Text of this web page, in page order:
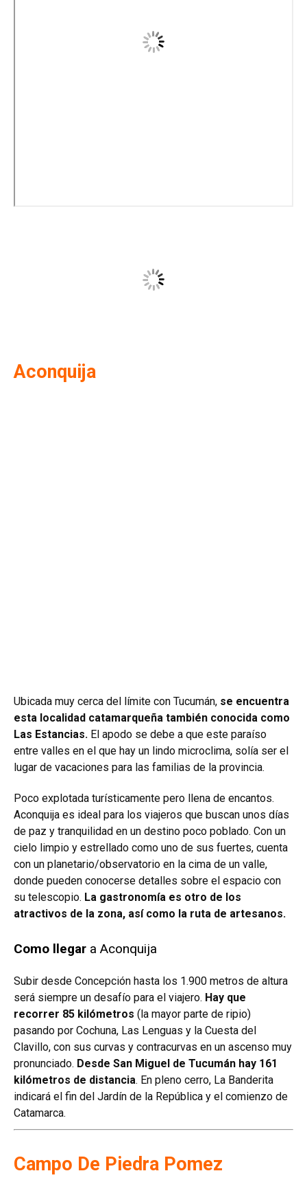
Aconquija
Ubicada muy cerca del límite con Tucumán, se encuentra
esta localidad catamarqueña también conocida como
Las Estancias. El apodo se debe a que este paraíso
entre valles en el que hay un lindo microclima, solía ser el
lugar de vacaciones para las familias de la provincia.
Poco explotada turísticamente pero llena de encantos.
Aconquija es ideal para los viajeros que buscan unos días
de paz y tranquilidad en un destino poco poblado. Con un
cielo limpio y estrellado como uno de sus fuertes, cuenta
con un planetario/observatorio en la cima de un valle,
donde pueden conocerse detalles sobre el espacio con
su telescopio. La gastronomía es otro de los
atractivos de la zona, así como la ruta de artesanos.
Como llegar a Aconquija
Subir desde Concepción hasta los 1.900 metros de altura
será siempre un desafío para el viajero. Hay que
recorrer 85 kilómetros (la mayor parte de ripio)
pasando por Cochuna, Las Lenguas y la Cuesta del
Clavillo, con sus curvas y contracurvas en un ascenso muy
pronunciado. Desde San Miguel de Tucumán hay 161
kilómetros de distancia. En pleno cerro, La Banderita
indicará el fin del Jardín de la República y el comienzo de
Catamarca.
Campo De Piedra Pomez